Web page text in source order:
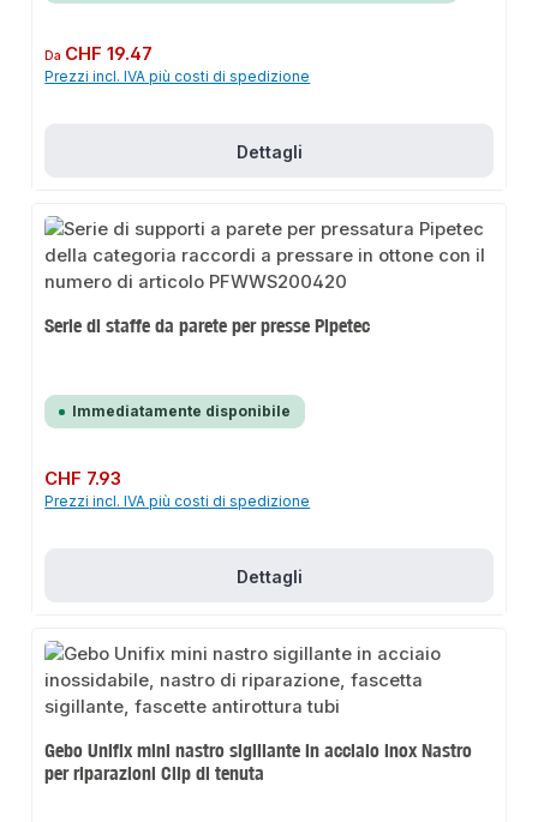
Prezzo normale:
Da CHF 19.47
Prezzi incl. IVA più costi di spedizione
Dettagli
Serie di staffe da parete per presse Pipetec
Immediatamente disponibile
Prezzo normale:
CHF 7.93
Prezzi incl. IVA più costi di spedizione
Dettagli
Gebo Unifix mini nastro sigillante in acciaio inox Nastro
per riparazioni Clip di tenuta